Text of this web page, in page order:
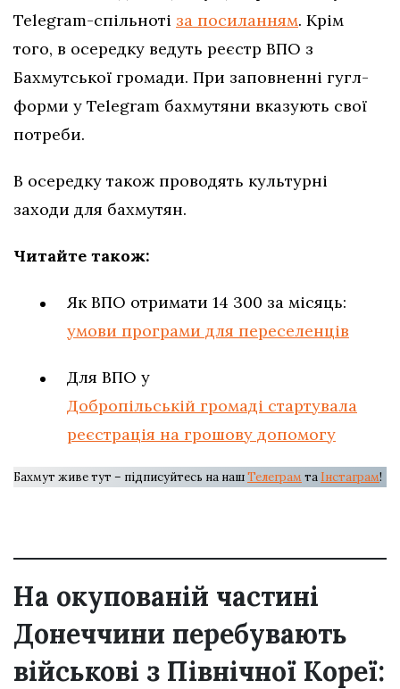
Telegram-спільноті за посиланням. Крім
того, в осередку ведуть реєстр ВПО з
Бахмутської громади. При заповненні гугл-
форми у Telegram бахмутяни вказують свої
потреби.
В осередку також проводять культурні
заходи для бахмутян.
Читайте також:
Як ВПО отримати 14 300 за місяць:
умови програми для переселенців
Для ВПО у
Добропільській громаді стартувала
реєстрація на грошову допомогу
Бахмут живе тут – підписуйтесь на нашТелеграм та Інстаграм!
На окупованій частині
Донеччини перебувають
військові з Північної Кореї: